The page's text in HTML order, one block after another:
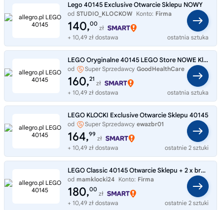
Lego 40145 Exclusive Otwarcie Sklepu NOWY
od STUDIO_KLOCKOW Konto: Firma
140,00
zł
+ 10,49 zł dostawa
ostatnia sztuka
LEGO Oryginalne 40145 LEGO Store NOWE Klocki Sklep
od Super Sprzedawcy GoodHealthCare
160,21
zł
+ 10,49 zł dostawa
ostatnia sztuka
LEGO KLOCKI Exclusive Otwarcie Sklepu 40145
od Super Sprzedawcy ewazbr01
164,99
zł
+ 10,49 zł dostawa
ostatnie 2 sztuki
LEGO Classic 40145 Otwarcie Sklepu + 2 x brelok LEGO - GRATIS
od mamklocki24 Konto: Firma
180,00
zł
+ 10,49 zł dostawa
ostatnie 2 sztuki